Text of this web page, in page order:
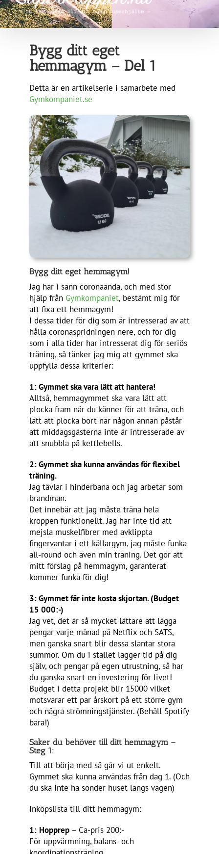
Bygg ditt eget
hemmagym – Del 1
Detta är en artikelserie i samarbete med
Gymkompaniet.se
Bygg ditt eget hemmagym!
Jag har i sann coronaanda, och med stor
hjälp från Gymkompaniet, bestämt mig för
att fixa ett hemmagym!
I dessa tider för dig som är intresserad av att
hålla coronaspridningen nere, och för dig
som i alla tider har intresserat dig för seriös
träning, så tänker jag mig att gymmet ska
uppfylla dessa kriterier:
1: Gymmet ska vara lätt att hantera!
Alltså, hemmagymmet ska vara lätt att
plocka fram när du känner för att träna, och
lätt att plocka bort när någon annan påstår
att middagsgästerna inte är intresserade av
att snubbla på kettlebells.
2: Gymmet ska kunna användas för flexibel
träning.
Jag tävlar i hinderbana och jag arbetar som
brandman.
Det innebär att jag måste träna hela
kroppen funktionellt. Jag har inte tid att
mejsla muskelfibrer med avklippta
fingervantar i ett källargym, jag måste funka
all-round och även min träning. Det gör att
mitt förslag på hemmagym, garanterat
kommer funka för dig!
3: Gymmet får inte kosta skjortan. (Budget
15 000:-)
Jag vet, det är så mycket lättare att lägga
pengar varje månad på Netflix och SATS,
men ganska snart blir dessa slantar stora
summor. Om du i stället lägger tid på dig
själv, och pengar på egen utrustning, så har
du ganska snart en investering för livet!
Budget i detta projekt blir 15000 vilket
motsvarar ett par årskort på ett större gym
och några strömningstjänster. (Behåll Spotify
bara!)
Saker du behöver till ditt hemmagym –
Steg 1:
Till att börja med så går vi ut enkelt.
Gymmet ska kunna användas från dag 1. (Och
du ska inte ha sönder huset längs vägen)
Inköpslista till ditt hemmagym:
1: Hopprep – Ca-pris 200:-
För uppvärmning, balans- och